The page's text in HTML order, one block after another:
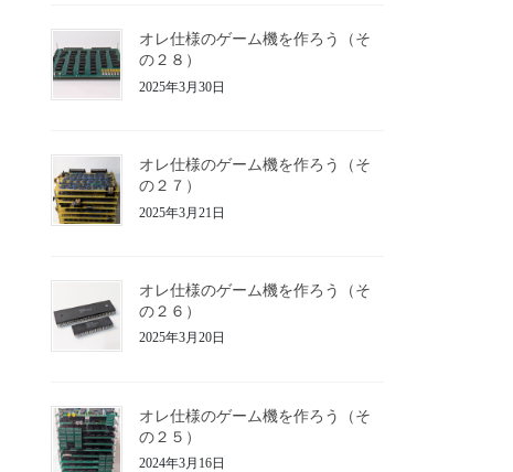
オレ仕様のゲーム機を作ろう（そ
の２８）
2025年3月30日
オレ仕様のゲーム機を作ろう（そ
の２７）
2025年3月21日
オレ仕様のゲーム機を作ろう（そ
の２６）
2025年3月20日
オレ仕様のゲーム機を作ろう（そ
の２５）
2024年3月16日